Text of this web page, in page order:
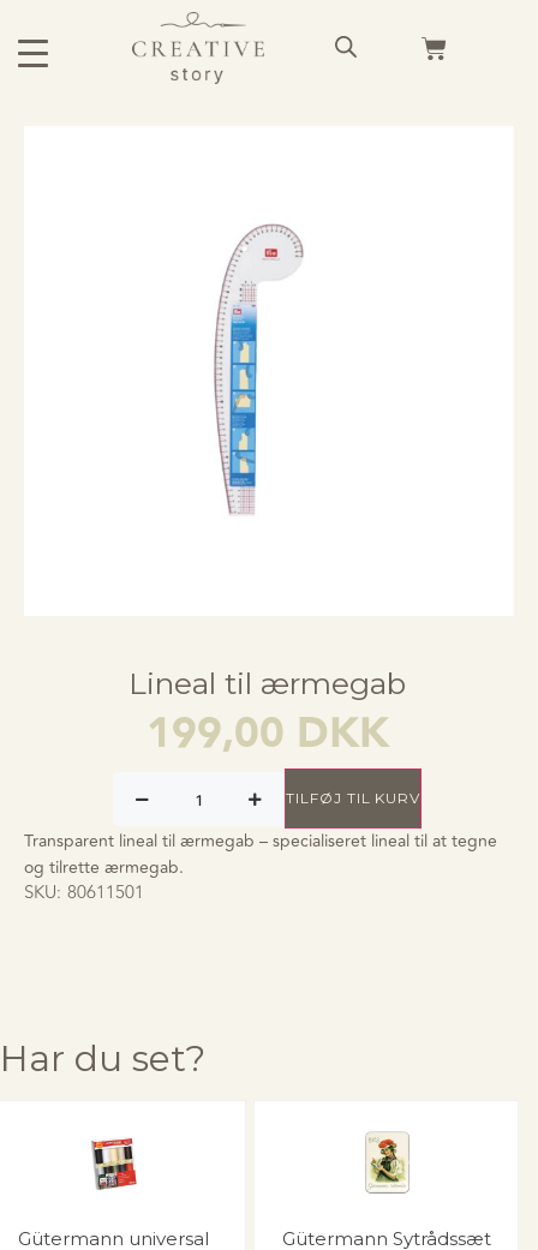
Lineal til ærmegab
199,00 DKK
TILFØJ TIL KURV
Transparent lineal til ærmegab – specialiseret lineal til at tegne
og tilrette ærmegab.
SKU: 80611501
Har du set?
Gütermann universal Gütermann Sytrådssæt